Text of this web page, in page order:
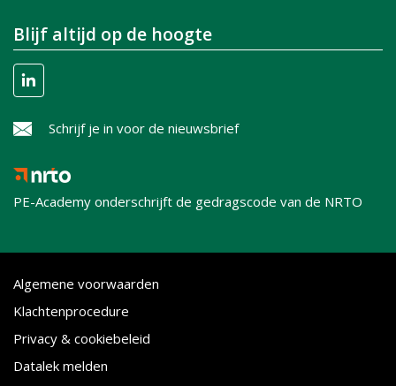
Blijf altijd op de hoogte
Schrijf je in voor de nieuwsbrief
PE-Academy onderschrijft de gedragscode van de NRTO
Algemene voorwaarden
Klachtenprocedure
Privacy & cookiebeleid
Datalek melden